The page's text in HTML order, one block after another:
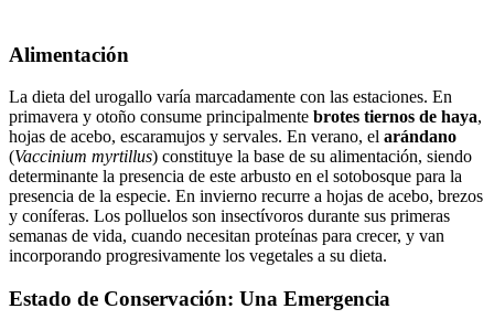
Alimentación
La dieta del urogallo varía marcadamente con las estaciones. En
primavera y otoño consume principalmente brotes tiernos de haya,
hojas de acebo, escaramujos y servales. En verano, el arándano
(Vaccinium myrtillus) constituye la base de su alimentación, siendo
determinante la presencia de este arbusto en el sotobosque para la
presencia de la especie. En invierno recurre a hojas de acebo, brezos
y coníferas. Los polluelos son insectívoros durante sus primeras
semanas de vida, cuando necesitan proteínas para crecer, y van
incorporando progresivamente los vegetales a su dieta.
Estado de Conservación: Una Emergencia